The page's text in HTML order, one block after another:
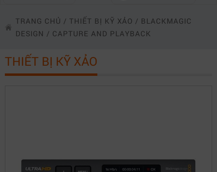
TRANG CHỦ / THIẾT BỊ KỸ XẢO / BLACKMAGIC
DESIGN / CAPTURE AND PLAYBACK
THIẾT BỊ KỸ XẢO